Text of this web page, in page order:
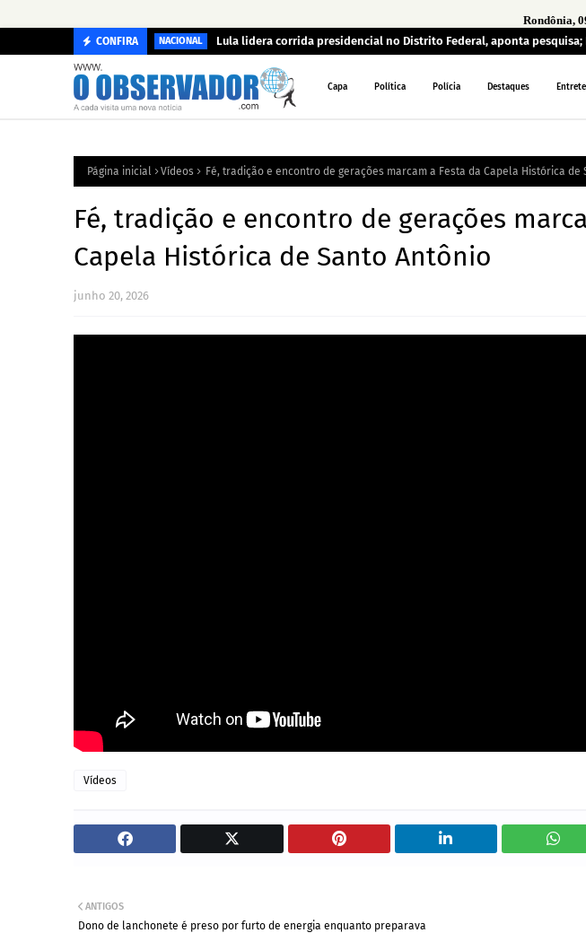
Rondônia,
CONFIRA NACIONAL Lula lidera corrida presidencial no Distrito Federal, aponta pesquisa;
Capa Política Polícia Destaques
Página inicial Vídeos Fé, tradição e encontro de gerações marcam a Festa da Capela Histórica de
Fé, tradição e encontro de gerações
Capela Histórica de Santo Antônio
junho 20, 2026
Vídeos
ANTIGOS
Dono de lanchonete é preso por furto de energia enquanto preparava